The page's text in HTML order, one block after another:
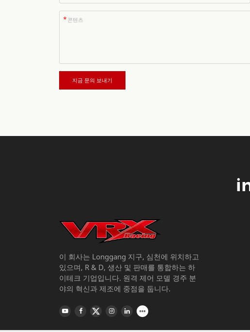
*
지금 문의 보내기
이 회사는 Longgang 지구, 심천에 위치하고
있으며, R & D, 생산 및 판매를 통합하는 하
이테크 기업입니다. 원격 제어 모델 경주 분
야의 혁신과 제조에 중점을 둡니다.